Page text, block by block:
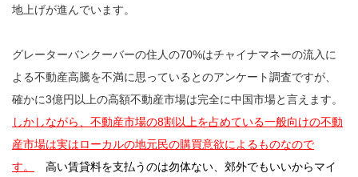
地上げが進んでいます。
グレーターバンクーバーの住人の70%はチャイナマネーの流入に
よる不動産高騰を不満に思っているとのアンケート調査ですが、
確かに3億円以上の高額不動産市場は完全に中国市場と言えます。
しかしながら、不動産市場の8割以上を占めている一般向けの不動
産市場は実はローカルの地元民の購買意欲によるものなので
す。
高い賃貸料を支払うのは勿体ない、郊外でもいいからマイ